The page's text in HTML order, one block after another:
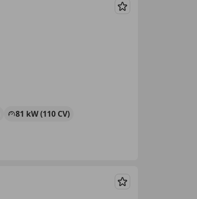
Guardar
81 kW (110 CV)
Guardar